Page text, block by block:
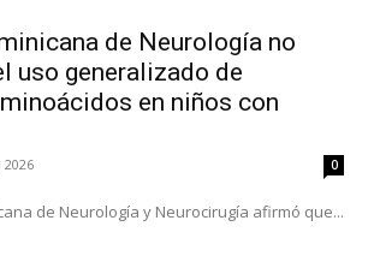
de Neurología no
uso generalizado de
en niños con
2026 0
de Neurología y Neurocirugía afirmó que...